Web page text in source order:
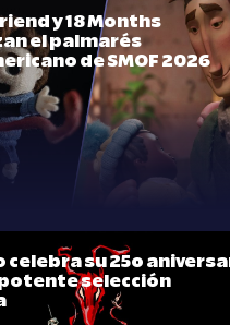
y 18 Months
el palmarés
de SMOF 2026
celebra su 25º
potente selección